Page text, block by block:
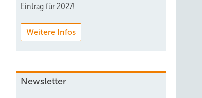
Eintrag für 2027!
Weitere Infos
Newsletter